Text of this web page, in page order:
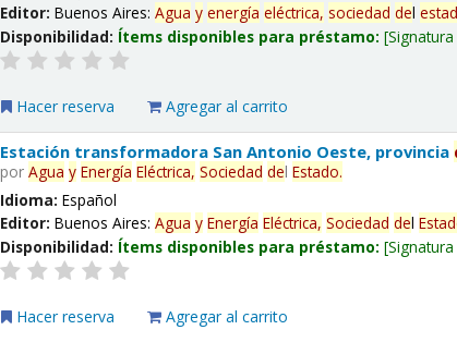
Editor:Buenos Aires:Agua y energía eléctrica, sociedad del
Disponibilidad: Ítems disponibles para préstamo:
Hacer reserva Agregar al carrito
Estación transformadora San Antonio Oeste, provincia
porAgua y Energía Eléctrica, Sociedad delEstado.
Idioma:Español
Editor:Buenos Aires:Agua y Energía Eléctrica, Sociedad del
Disponibilidad: Ítems disponibles para préstamo:
Hacer reserva Agregar al carrito